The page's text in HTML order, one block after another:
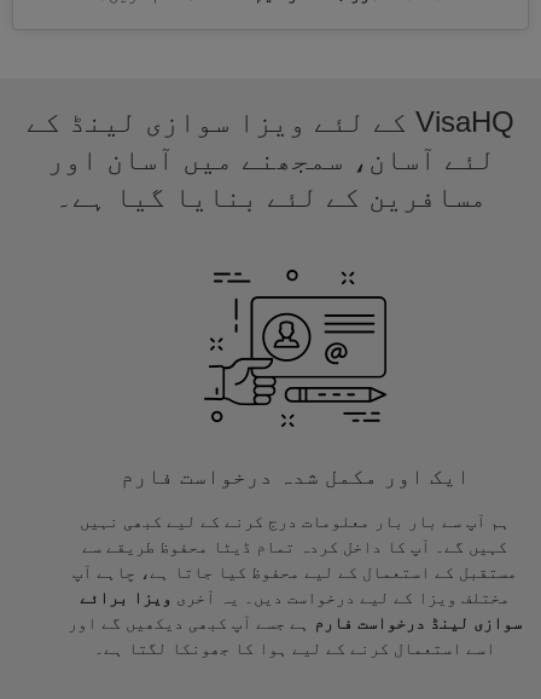
VisaHQ کے لئے ویزا سوازی لینڈ کے
لئے آسان، سمجھنے میں آسان اور
مسافرین کے لئے بنایا گیا ہے۔
ایک اور مکمل شدہ درخواست فارم
ہم آپ سے بار بار معلومات درج کرنے کے لیے کبھی نہیں
کہیں گے۔ آپ کا داخل کردہ تمام ڈیٹا محفوظ طریقے سے
مستقبل کے استعمال کے لیے محفوظ کیا جاتا ہے، چاہے آپ
مختلف ویزا کے لیے درخواست دیں۔ یہ آخری ویزا برائے
سوازی لینڈ درخواست فارم
ہے جسے آپ کبھی دیکھیں گے اور
اسے استعمال کرنے کے لیے ہوا کا جھونکا لگتا ہے۔